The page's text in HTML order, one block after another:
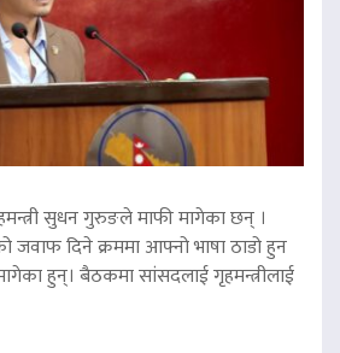
सुधन गुरुङले माफी मागेका छन् ।
जवाफ दिने क्रममा आफ्नो भाषा ठाडो हुन
हुन्। बैठकमा सांसदलाई गृहमन्त्रीलाई